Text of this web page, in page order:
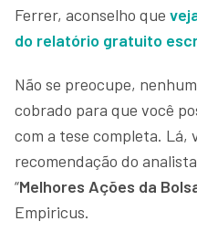
Ferrer, aconselho que
do relatório gratuito
Não se preocupe,
cobrado para que você
com a tese completa. Lá,
recomendação do
“Melhores Ações da
Empiricus.